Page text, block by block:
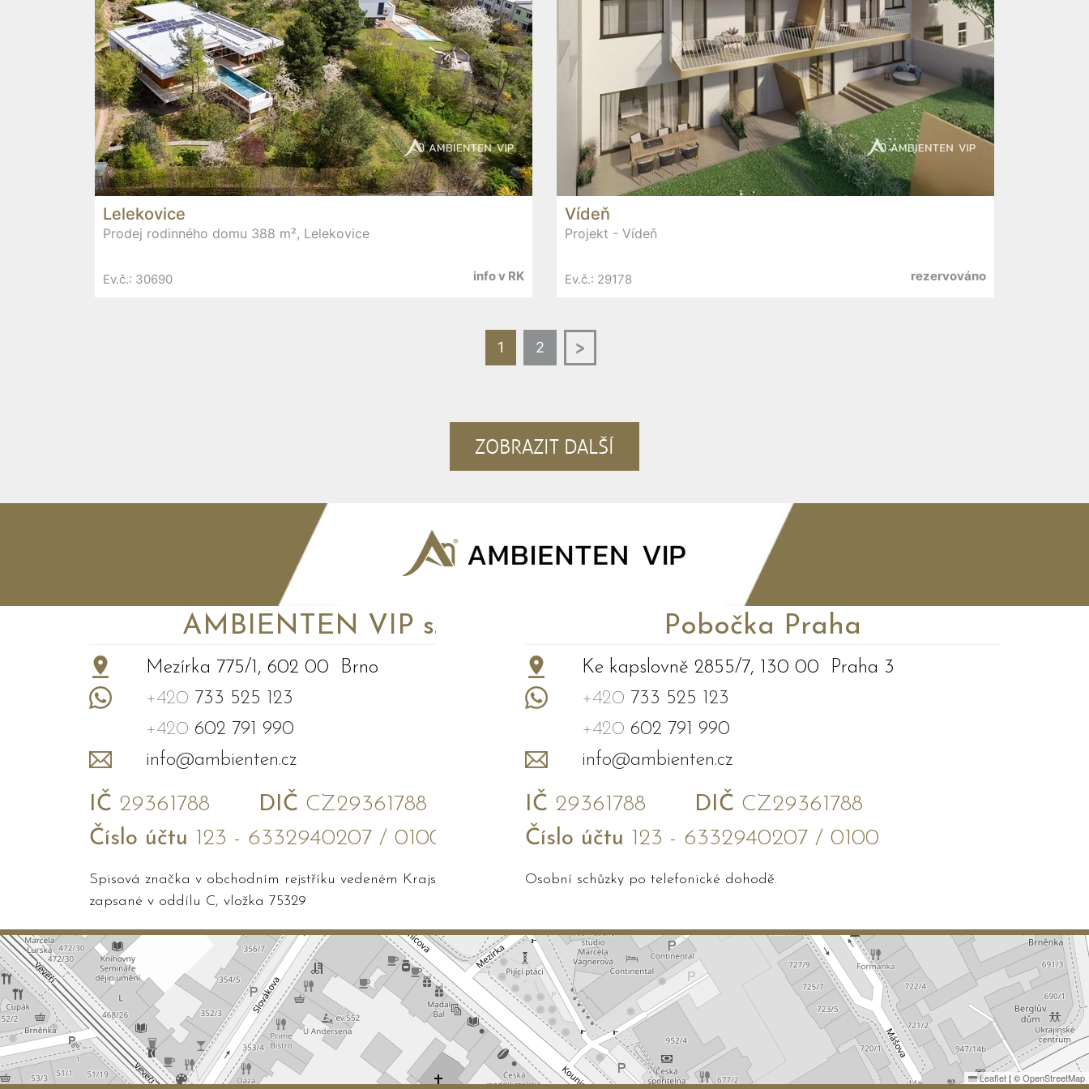
Lelekovice
Prodej rodinného domu 388 m², Lelekovice
Ev.č.: 30690 info v RK
Vídeň
Projekt - Vídeň
Ev.č.: 29178 rezervováno
1 2 Další
ZOBRAZIT DALŠÍ
Leaflet |©OpenStreetMap
AMBIENTEN VIP s.r.o.
Mezírka 775/1, 602 00 Brno
+420 733 525 123
+420 602 791 990
info@ambienten.cz
IČ 29361788 DIČ CZ29361788
Číslo účtu 123 - 6332940207 / 0100
Spisová značka v obchodním rejstříku vedeném Krajským soudem v Brně
zapsané v oddílu C, vložka 75329
Pobočka Praha
Ke kapslovně 2855/7, 130 00 Praha 3
+420 733 525 123
+420 602 791 990
info@ambienten.cz
IČ 29361788 DIČ CZ29361788
Číslo účtu 123 - 6332940207 / 0100
Osobní schůzky po telefonické dohodě.